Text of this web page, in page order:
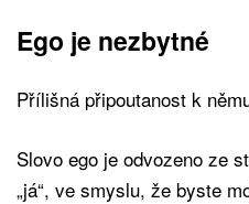
Ego je nezbytné
Přílišná připoutanost k
Slovo ego je odvozeno ze
„já“, ve smyslu, že byste